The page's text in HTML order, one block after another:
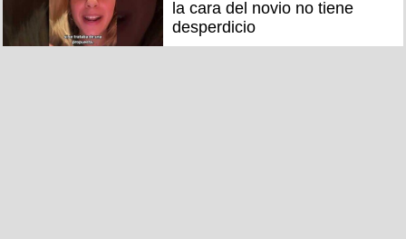
la cara del novio no tiene
desperdicio